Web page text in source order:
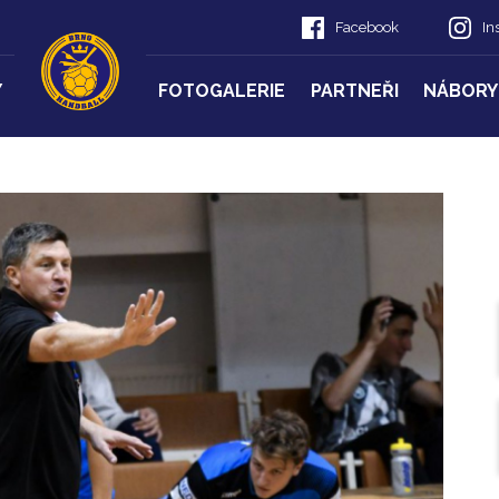
Facebook
FOTOGALERIE PARTNEŘI